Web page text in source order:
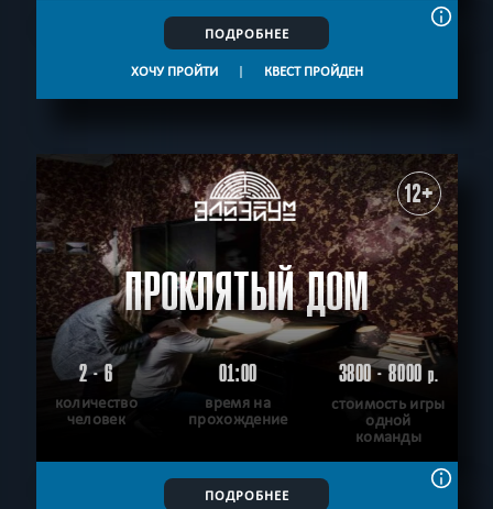
ПОДРОБНЕЕ
ХОЧУ ПРОЙТИ | КВЕСТ ПРОЙДЕН
12+
ПРОКЛЯТЫЙ ДОМ
2 - 6
количество
человек
01:00
время на
прохождение
3800 - 8000р.
стоимость игры
одной
команды
ПОДРОБНЕЕ